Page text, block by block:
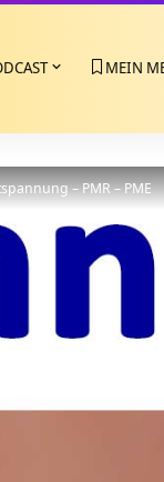
MEIN
– PMR – PME